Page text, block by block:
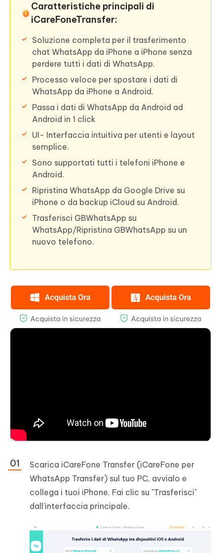
Caratteristiche principali di
iCareFoneTransfer:
Soluzione completa per il trasferimento
chat WhatsApp da iPhone a iPhone senza
perdere tutti i dati di WhatsApp.
Processo veloce per spostare i dati di
WhatsApp da iPhone a Android.
Passa i dati di WhatsApp da Android ad
Android in 1 click
UI- Interfaccia intuitiva per utenti e layout
semplice.
Sono supportati tutti i telefoni iPhone e
Android.
Ripristina WhatsApp da Google Drive su
iPhone o da backup iCloud su Android.
Trasferisci GBWhatsApp su
WhatsApp/Ripristina GBWhatsApp su un
nuovo telefono.
Scarica iCareFone Transfer (iCareFone per
WhatsApp Transfer) sul tuo PC, avvialo e
collega i tuoi iPhone. Fai clic su "Trasferisci"
dall'interfaccia principale.